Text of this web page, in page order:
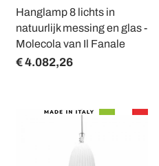
Hanglamp 8 lichts in
natuurlijk messing en glas -
Molecola van Il Fanale
€ 4.082,26